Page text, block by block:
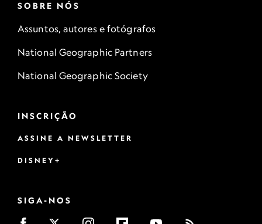
SOBRE NÓS
Assuntos, autores e fotógrafos
National Geographic Partners
National Geographic Society
INSCRIÇÃO
ASSINE A NEWSLETTER
DISNEY+
SIGA-NOS